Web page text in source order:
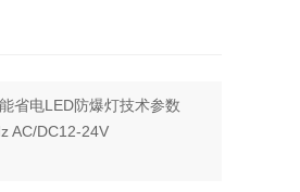
省电LED防爆灯技术参数
AC/DC12-24V